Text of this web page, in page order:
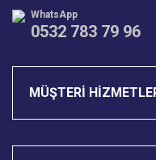
WhatsApp
0532 783 79 96
MÜŞTERİ